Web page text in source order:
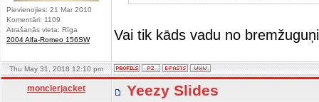
Pievienojies: 21 Mar 2010
Komentāri: 1109
Atrašanās vieta: Rīga
2004 Alfa-Romeo 156SW
Vai tik kāds vadu no
Thu May 31, 2018 12:10 pm
monclerjacket Yeezy Slides